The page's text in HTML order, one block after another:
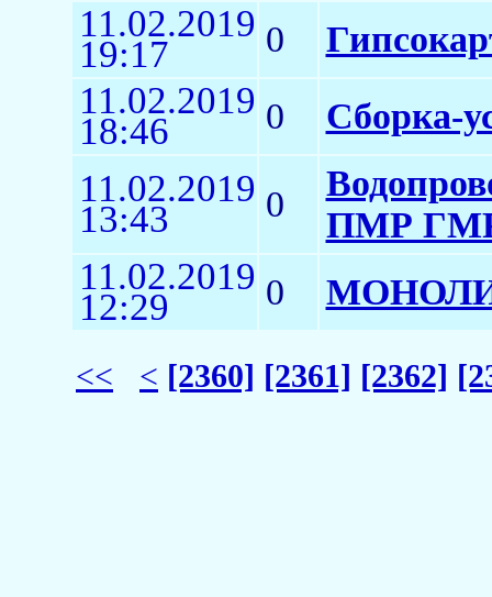
11.02.2019
19:17 0
11.02.2019
18:46 0 Сборка-
11.02.2019
13:43 0
ПМР
11.02.2019
12:29 0
<< < [2360] [2361] [2362]